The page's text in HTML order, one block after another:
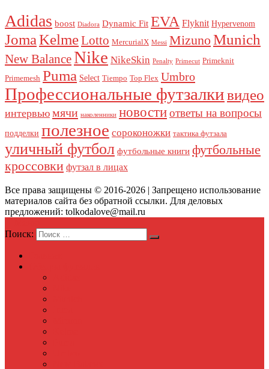
Adidas boost Diadora Dynamic Fit EVA Flyknit Hypervenom
JomaKelmeLotto MercurialX Messi MizunoMunich
New BalanceNike NikeSkin Penalty Primecut Primeknit
Primemesh Puma Select Tiempo Top Flex Umbro
Профессиональные футзалкивидео
интервью мячи наколенники новостиответы на вопросы
подделки полезное сороконожки тактика футзала
уличный футбол футбольные книги футбольные
кроссовки футзал в лицах
Все права защищены © 2016-2026 | Запрещено использование
материалов сайта без обратной ссылки. Для деловых
предложений: tolkodalove@mail.ru
Поиск: